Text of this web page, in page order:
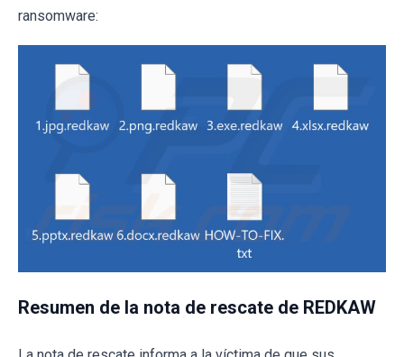
ransomware:
Resumen de la nota de rescate de REDKAW